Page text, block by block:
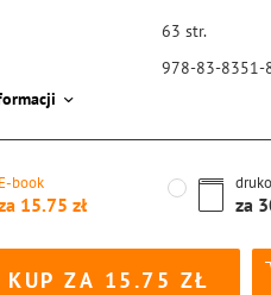
63 str.
978-83-8351-
E-book
15.75 za
KUP ZA 15.75